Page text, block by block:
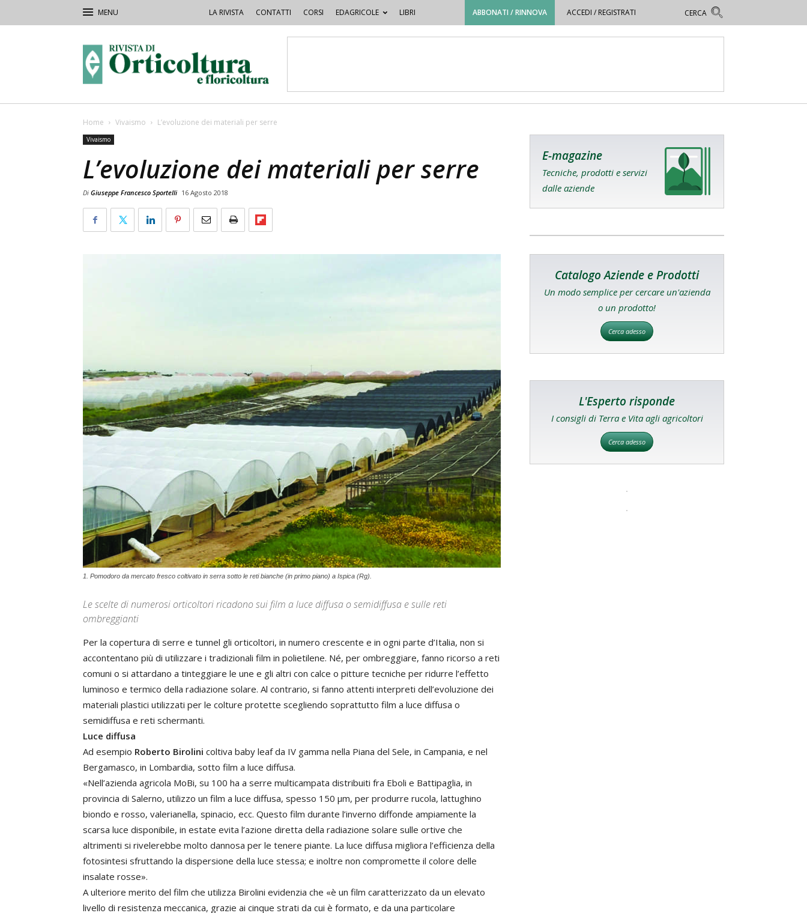
LA RIVISTA CONTATTI CORSI EDAGRICOLE LIBRI ABBONATI / RINNOVA ACCEDI / REGISTRATI
Orticoltura
Home Vivaismo L’evoluzione dei materiali per serre
Vivaismo
L’evoluzione dei materiali per serre
Di Giuseppe Francesco Sportelli 16 Agosto 2018
1. Pomodoro da mercato fresco coltivato in serra sotto le reti bianche (in primo piano) a Ispica (Rg).
Le scelte di numerosi orticoltori ricadono sui film a luce diffusa o semidiffusa e sulle reti
ombreggianti
Per la copertura di serre e tunnel gli orticoltori, in numero crescente e in ogni parte d’Italia, non si
accontentano più di utilizzare i tradizionali film in polietilene. Né, per ombreggiare, fanno ricorso a reti
comuni o si attardano a tinteggiare le une e gli altri con calce o pitture tecniche per ridurre l’effetto
luminoso e termico della radiazione solare. Al contrario, si fanno attenti interpreti dell’evoluzione dei
materiali plastici utilizzati per le colture protette scegliendo soprattutto film a luce diffusa o
semidiffusa e reti schermanti.
Luce diffusa
Ad esempio Roberto Birolini coltiva baby leaf da IV gamma nella Piana del Sele, in Campania, e nel
Bergamasco, in Lombardia, sotto film a luce diffusa.
«Nell’azienda agricola MoBi, su 100 ha a serre multicampata distribuiti fra Eboli e Battipaglia, in
provincia di Salerno, utilizzo un film a luce diffusa, spesso 150 µm, per produrre rucola, lattughino
biondo e rosso, valerianella, spinacio, ecc. Questo film durante l’inverno diffonde ampiamente la
scarsa luce disponibile, in estate evita l’azione diretta della radiazione solare sulle ortive che
altrimenti si rivelerebbe molto dannosa per le tenere piante. La luce diffusa migliora l’efficienza della
fotosintesi sfruttando la dispersione della luce stessa; e inoltre non compromette il colore delle
insalate rosse».
A ulteriore merito del film che utilizza Birolini evidenzia che «è un film caratterizzato da un elevato
livello di resistenza meccanica, grazie ai cinque strati da cui è formato, e da una particolare
E-magazine
Tecniche, prodotti e servizi
dalle aziende
Catalogo Aziende e Prodotti
Un modo semplice per cercare un'azienda
o un prodotto!
Cerca adesso
L'Esperto risponde
I consigli di Terra e Vita agli agricoltori
Cerca adesso